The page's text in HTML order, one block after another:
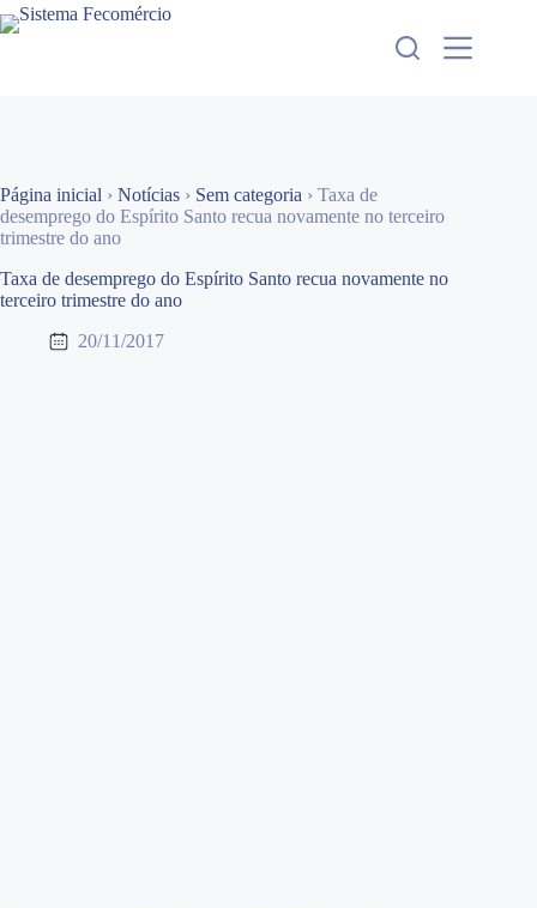
Pular
para
Página inicial › Notícias › Sem categoria › Taxa de
desemprego do Espírito Santo recua novamente no terceiro
trimestre do ano
Taxa de desemprego do Espírito Santo recua novamente no
terceiro trimestre do ano
20/11/2017